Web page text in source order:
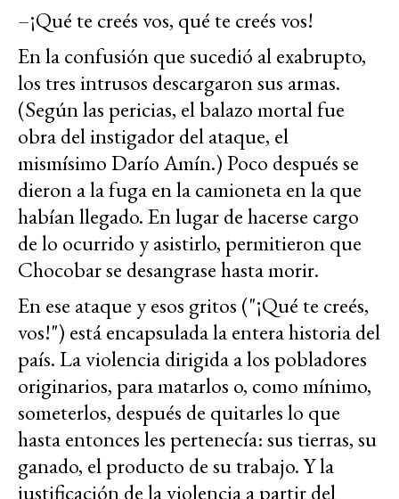
–¡Qué te creés vos, qué te creés vos!
En la confusión que sucedió al exabrupto,
los tres intrusos descargaron sus armas.
(Según las pericias, el balazo mortal fue
obra del instigador del ataque, el
mismísimo Darío Amín.) Poco después se
dieron a la fuga en la camioneta en la que
habían llegado. En lugar de hacerse cargo
de lo ocurrido y asistirlo, permitieron que
Chocobar se desangrase hasta morir.
En ese ataque y esos gritos ("¡Qué te creés,
vos!") está encapsulada la entera historia del
país. La violencia dirigida a los pobladores
originarios, para matarlos o, como mínimo,
someterlos, después de quitarles lo que
hasta entonces les pertenecía: sus tierras, su
ganado, el producto de su trabajo. Y la
justificación de la violencia a partir del